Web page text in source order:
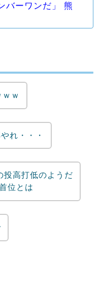
バーワンだ」 熊
ｗ
れ・・・
投高打低のようだ
位とは